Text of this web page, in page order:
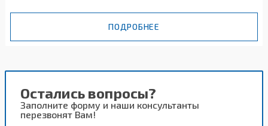
ПОДРОБНЕЕ
Остались вопросы?
Заполните форму и наши консультанты
перезвонят Вам!